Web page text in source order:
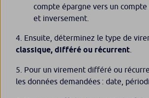
compte épargne vers un compte
et inversement.
Ensuite, déterminez le type de
classique, différé ou récurrent
Pour un virement différé ou
les données demandées : date,